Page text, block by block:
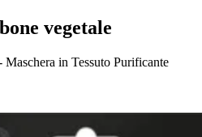
vegetale
in Tessuto Purificante